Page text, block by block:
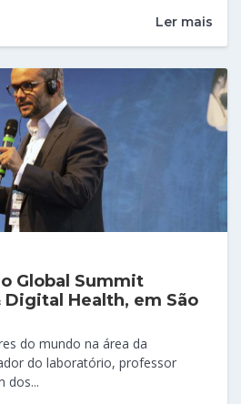
Ler mais
Global Summit
Health, em São
do mundo na área da
do laboratório, professor
dos...